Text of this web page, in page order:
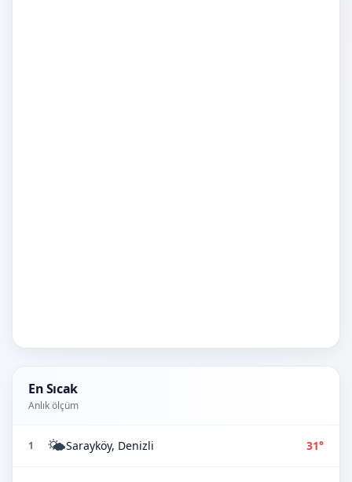
En Sıcak
Anlık ölçüm
1 🌤️Sarayköy, Denizli 31°